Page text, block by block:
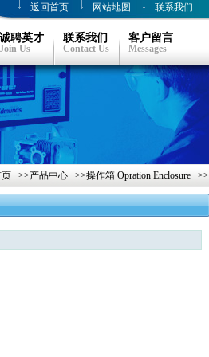
返回首页 网站地图 联系我们
诚聘英才
Join Us
联系我们
Contact Us
客户留言
Messages
>>产品中心 >>操作箱 Opration Enclosure >>